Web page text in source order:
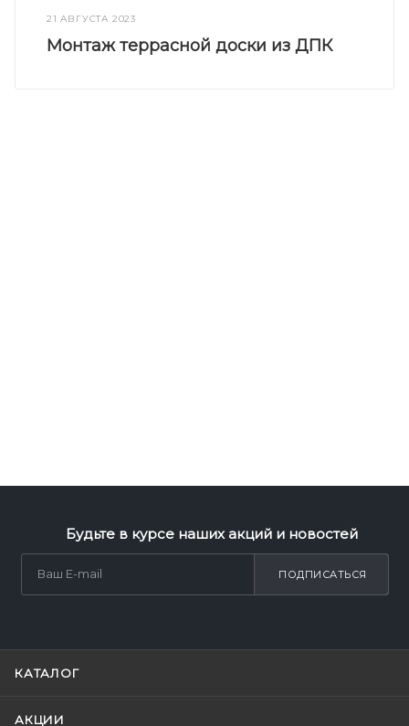
21 АВГУСТА 2023
Монтаж террасной доски из ДПК
Будьте в курсе наших акций и новостей
ПОДПИСАТЬСЯ
КАТАЛОГ
АКЦИИ